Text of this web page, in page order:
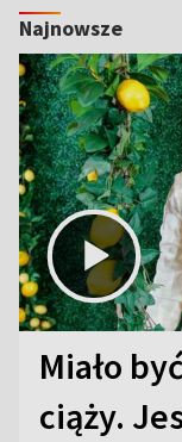
Najnowsze
Miało
ciąży.